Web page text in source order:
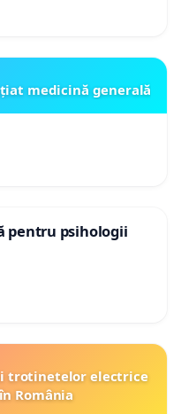
medicină generală
pentru psihologii
trotinetelor electrice
România